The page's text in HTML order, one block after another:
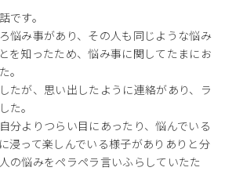
です。
悩み事があり、その人も同じような悩み
を知ったため、悩み事に関してたまにお
。
たが、思い出したように連絡があり、ラ
た。
分よりつらい目にあったり、悩んでいる
浸って楽しんでいる様子がありありと分
の悩みをペラペラ言いふらしていたた